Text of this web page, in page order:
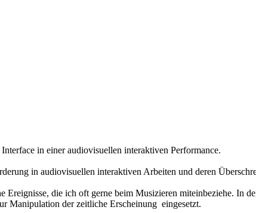
in einer audiovisuellen interaktiven Performance.
in audiovisuellen interaktiven Arbeiten und deren
die ich oft gerne beim Musizieren miteinbeziehe. In
Manipulation der zeitliche Erscheinung eingesetzt.